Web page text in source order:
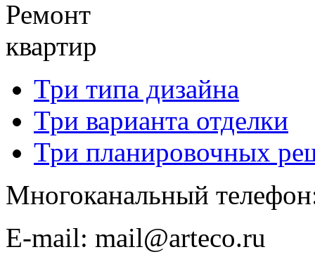
Ремонт
квартир
Три типа дизайна
Три варианта отделки
Три планировочных
Многоканальный
E-​mail: mail@arteco.ru